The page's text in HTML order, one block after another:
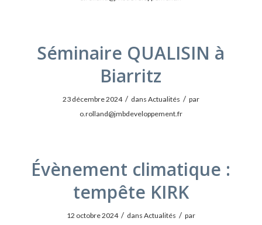
Séminaire QUALISIN à
Biarritz
23 décembre 2024 / dans Actualités / par
o.rolland@jmbdeveloppement.fr
Évènement climatique :
tempête KIRK
12 octobre 2024 / dans Actualités / par